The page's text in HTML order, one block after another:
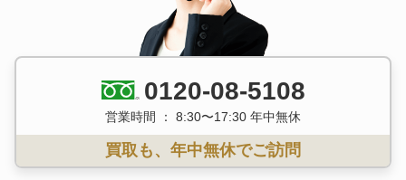
0120-08-5108
営業時間 ： 8:30〜17:30 年中無休
買取も、年中無休でご訪問